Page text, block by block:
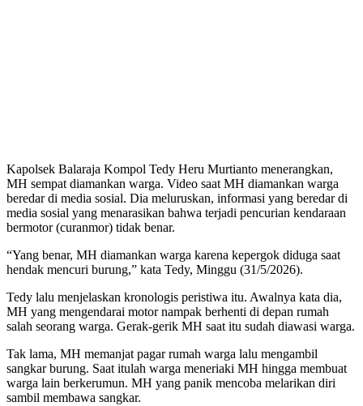
Kapolsek Balaraja Kompol Tedy Heru Murtianto menerangkan,
MH sempat diamankan warga. Video saat MH diamankan warga
beredar di media sosial. Dia meluruskan, informasi yang beredar di
media sosial yang menarasikan bahwa terjadi pencurian kendaraan
bermotor (curanmor) tidak benar.
“Yang benar, MH diamankan warga karena kepergok diduga saat
hendak mencuri burung,” kata Tedy, Minggu (31/5/2026).
Tedy lalu menjelaskan kronologis peristiwa itu. Awalnya kata dia,
MH yang mengendarai motor nampak berhenti di depan rumah
salah seorang warga. Gerak-gerik MH saat itu sudah diawasi warga.
Tak lama, MH memanjat pagar rumah warga lalu mengambil
sangkar burung. Saat itulah warga meneriaki MH hingga membuat
warga lain berkerumun. MH yang panik mencoba melarikan diri
sambil membawa sangkar.